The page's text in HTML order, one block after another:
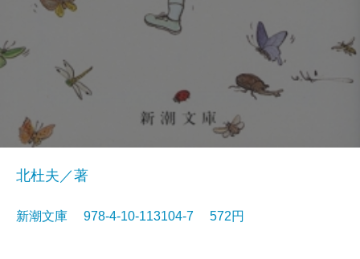
北杜夫／著
新潮文庫 978-4-10-113104-7 572円